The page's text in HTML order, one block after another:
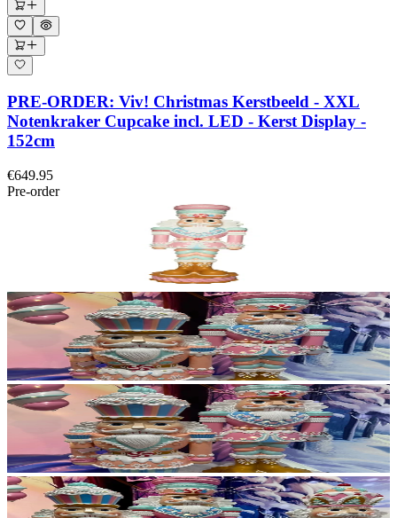
PRE-ORDER: Viv! Christmas Kerstbeeld - XXL
Notenkraker Cupcake incl. LED - Kerst Display -
152cm
€649.95
Pre-order